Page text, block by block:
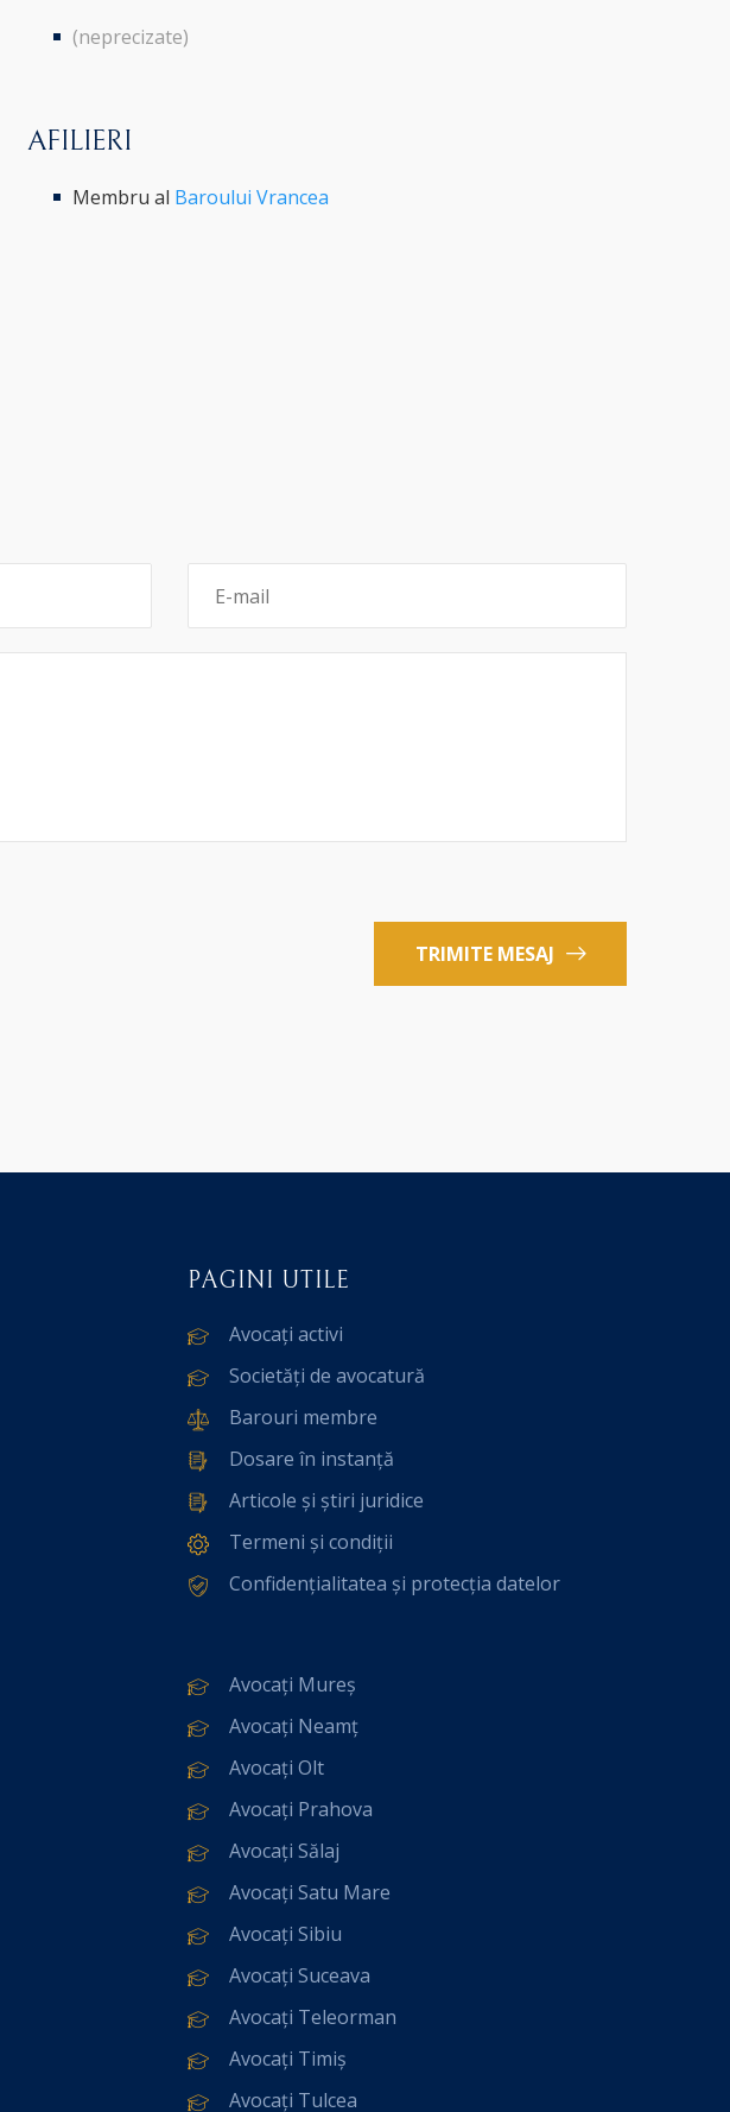
(neprecizate)
AFILIERI
Membru al Baroului Vrancea
TRIMITE MESAJ
PAGINI UTILE
Avocați activi
Societăți de avocatură
Barouri membre
Dosare în instanță
Articole și știri juridice
Termeni și condiții
Confidențialitatea și protecția datelor
Avocați Mureș
Avocați Neamț
Avocați Olt
Avocați Prahova
Avocați Sălaj
Avocați Satu Mare
Avocați Sibiu
Avocați Suceava
Avocați Teleorman
Avocați Timiș
Avocați Tulcea